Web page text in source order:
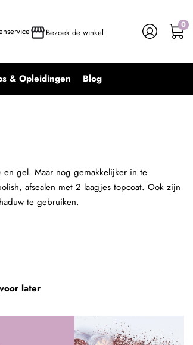
Bezoek de winkel
0
& Opleidingen Blog
+ In winkelwagen
later
gel. Maar nog gemakkelijker in te
afsealen met 2 laagjes topcoat. Ook zijn
te gebruiken.